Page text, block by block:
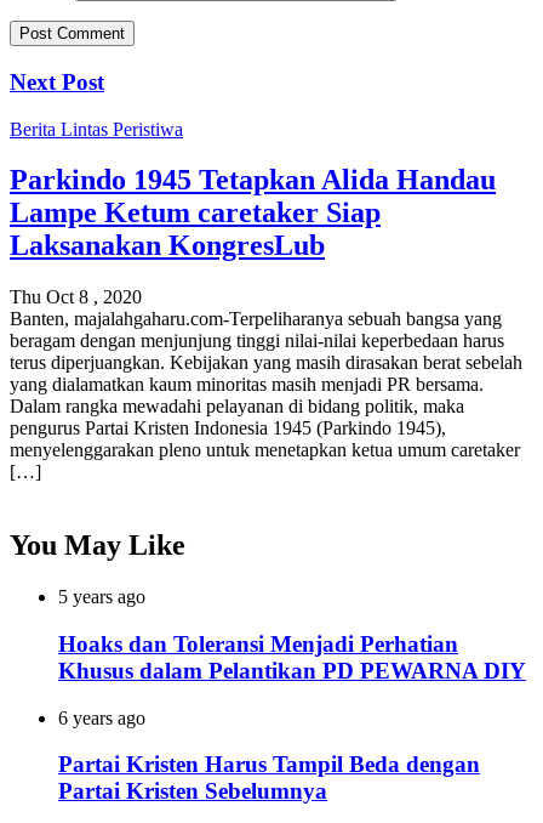
Next Post
Berita Lintas Peristiwa
Parkindo 1945 Tetapkan Alida Handau
Lampe Ketum caretaker Siap
Laksanakan KongresLub
Thu Oct 8 , 2020
Banten, majalahgaharu.com-Terpeliharanya sebuah bangsa yang
beragam dengan menjunjung tinggi nilai-nilai keperbedaan harus
terus diperjuangkan. Kebijakan yang masih dirasakan berat sebelah
yang dialamatkan kaum minoritas masih menjadi PR bersama.
Dalam rangka mewadahi pelayanan di bidang politik, maka
pengurus Partai Kristen Indonesia 1945 (Parkindo 1945),
menyelenggarakan pleno untuk menetapkan ketua umum caretaker
[…]
You May Like
5 years ago
Hoaks dan Toleransi Menjadi Perhatian
Khusus dalam Pelantikan PD PEWARNA DIY
6 years ago
Partai Kristen Harus Tampil Beda dengan
Partai Kristen Sebelumnya